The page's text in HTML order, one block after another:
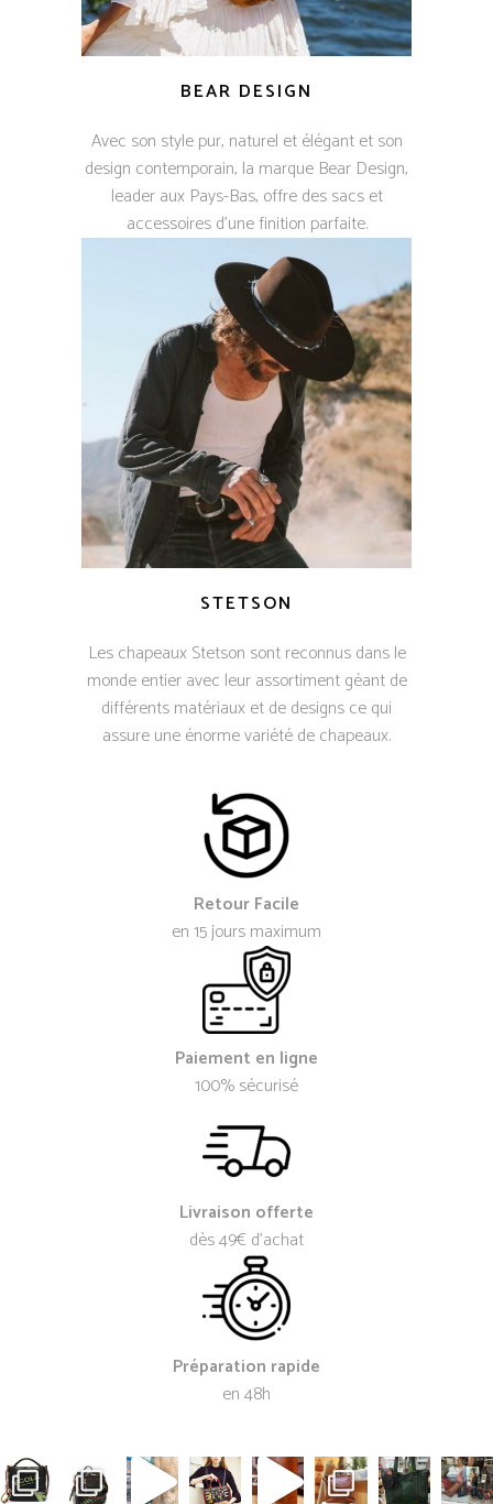
BEAR DESIGN
Avec son style pur, naturel et élégant et son
design contemporain, la marque Bear Design,
leader aux Pays-Bas, offre des sacs et
accessoires d’une finition parfaite.
STETSON
Les chapeaux Stetson sont reconnus dans le
monde entier avec leur assortiment géant de
différents matériaux et de designs ce qui
assure une énorme variété de chapeaux.
Retour Facile
en 15 jours maximum
Paiement en ligne
100% sécurisé
Livraison offerte
dès 49€ d’achat
Préparation rapide
en 48h